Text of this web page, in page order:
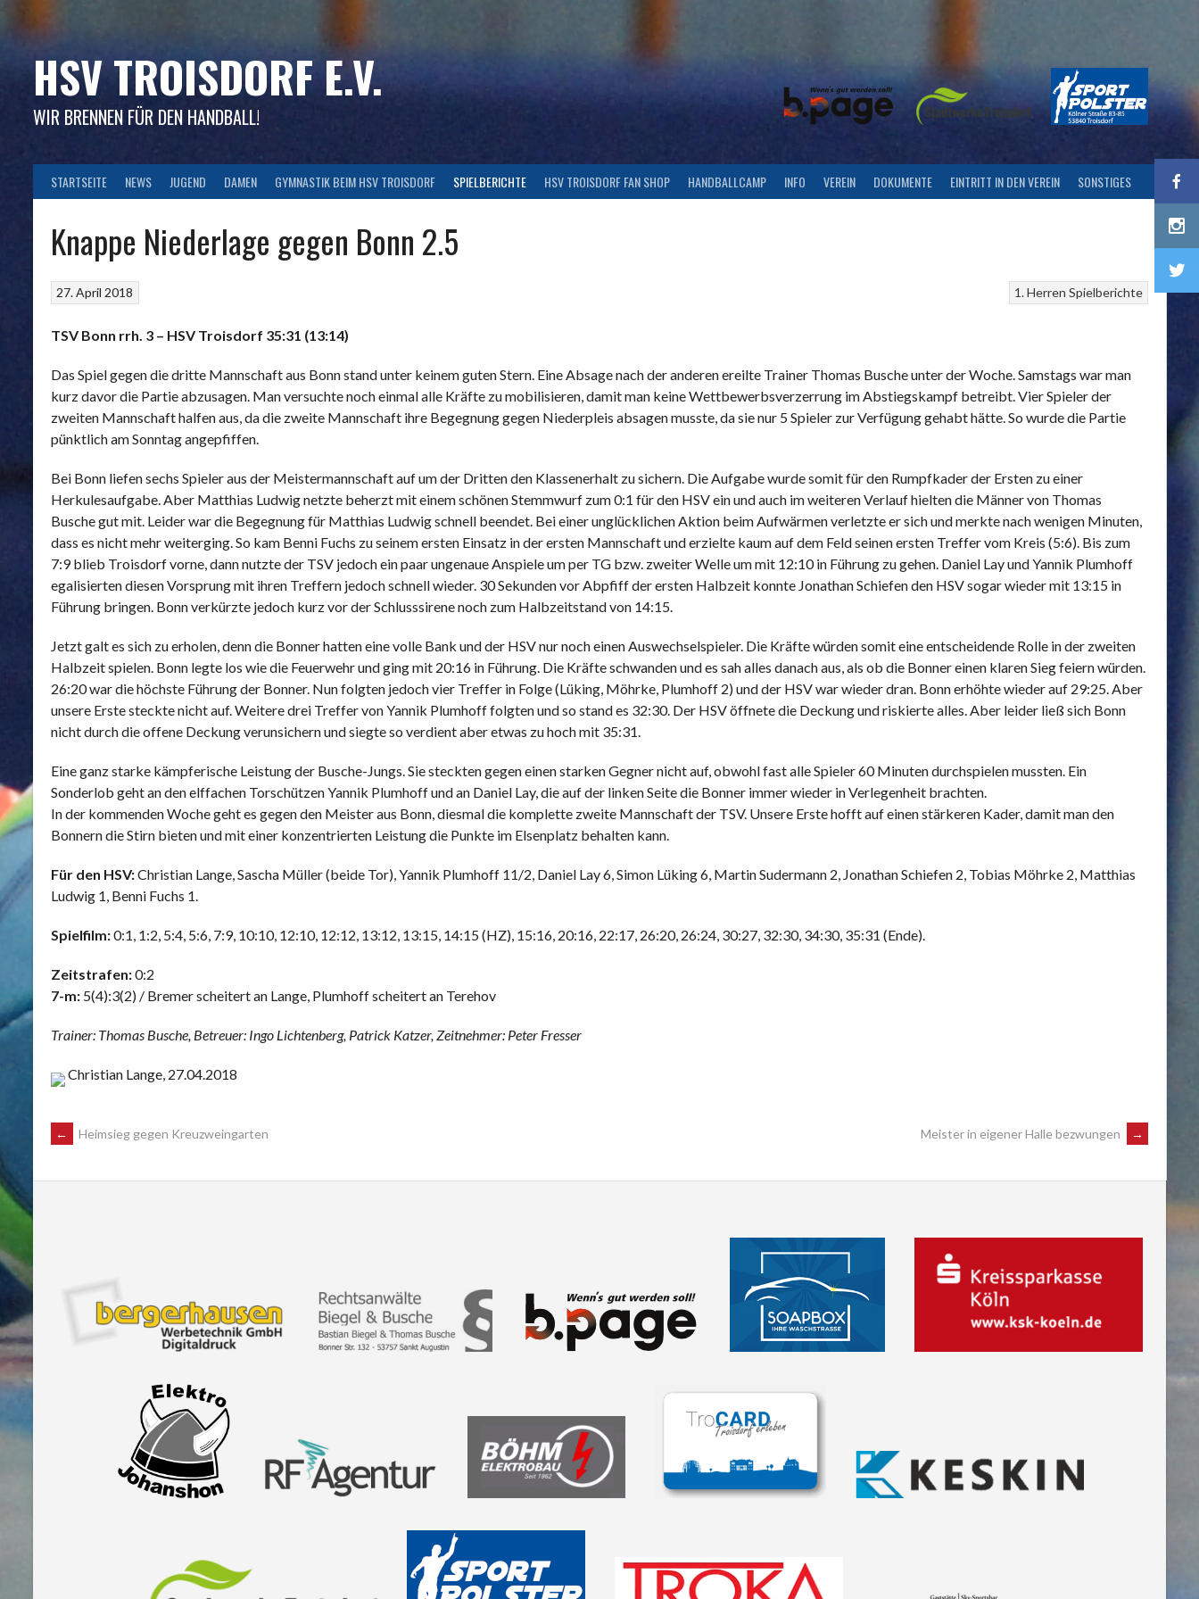
HSV TROISDORF E.V.
WIR BRENNEN FÜR DEN HANDBALL!
STARTSEITE NEWS JUGEND DAMEN GYMNASTIK BEIM HSV TROISDORF SPIELBERICHTE HSV TROISDORF FAN SHOP HANDBALLCAMP INFO VEREIN DOKUMENTE EINTRITT IN DEN VEREIN SONSTIGES
Knappe Niederlage gegen Bonn 2.5
1. Herren Spielberichte
27. April 2018
TSV Bonn rrh. 3 – HSV Troisdorf 35:31 (13:14)
Das Spiel gegen die dritte Mannschaft aus Bonn stand unter keinem guten Stern. Eine Absage nach der anderen ereilte Trainer Thomas Busche unter der Woche. Samstags war man
kurz davor die Partie abzusagen. Man versuchte noch einmal alle Kräfte zu mobilisieren, damit man keine Wettbewerbsverzerrung im Abstiegskampf betreibt. Vier Spieler der
zweiten Mannschaft halfen aus, da die zweite Mannschaft ihre Begegnung gegen Niederpleis absagen musste, da sie nur 5 Spieler zur Verfügung gehabt hätte. So wurde die Partie
pünktlich am Sonntag angepfiffen.
Bei Bonn liefen sechs Spieler aus der Meistermannschaft auf um der Dritten den Klassenerhalt zu sichern. Die Aufgabe wurde somit für den Rumpfkader der Ersten zu einer
Herkulesaufgabe. Aber Matthias Ludwig netzte beherzt mit einem schönen Stemmwurf zum 0:1 für den HSV ein und auch im weiteren Verlauf hielten die Männer von Thomas
Busche gut mit. Leider war die Begegnung für Matthias Ludwig schnell beendet. Bei einer unglücklichen Aktion beim Aufwärmen verletzte er sich und merkte nach wenigen Minuten,
dass es nicht mehr weiterging. So kam Benni Fuchs zu seinem ersten Einsatz in der ersten Mannschaft und erzielte kaum auf dem Feld seinen ersten Treffer vom Kreis (5:6). Bis zum
7:9 blieb Troisdorf vorne, dann nutzte der TSV jedoch ein paar ungenaue Anspiele um per TG bzw. zweiter Welle um mit 12:10 in Führung zu gehen. Daniel Lay und Yannik Plumhoff
egalisierten diesen Vorsprung mit ihren Treffern jedoch schnell wieder. 30 Sekunden vor Abpfiff der ersten Halbzeit konnte Jonathan Schiefen den HSV sogar wieder mit 13:15 in
Führung bringen. Bonn verkürzte jedoch kurz vor der Schlusssirene noch zum Halbzeitstand von 14:15.
Jetzt galt es sich zu erholen, denn die Bonner hatten eine volle Bank und der HSV nur noch einen Auswechselspieler. Die Kräfte würden somit eine entscheidende Rolle in der zweiten
Halbzeit spielen. Bonn legte los wie die Feuerwehr und ging mit 20:16 in Führung. Die Kräfte schwanden und es sah alles danach aus, als ob die Bonner einen klaren Sieg feiern würden.
26:20 war die höchste Führung der Bonner. Nun folgten jedoch vier Treffer in Folge (Lüking, Möhrke, Plumhoff 2) und der HSV war wieder dran. Bonn erhöhte wieder auf 29:25. Aber
unsere Erste steckte nicht auf. Weitere drei Treffer von Yannik Plumhoff folgten und so stand es 32:30. Der HSV öffnete die Deckung und riskierte alles. Aber leider ließ sich Bonn
nicht durch die offene Deckung verunsichern und siegte so verdient aber etwas zu hoch mit 35:31.
Eine ganz starke kämpferische Leistung der Busche-Jungs. Sie steckten gegen einen starken Gegner nicht auf, obwohl fast alle Spieler 60 Minuten durchspielen mussten. Ein
Sonderlob geht an den elffachen Torschützen Yannik Plumhoff und an Daniel Lay, die auf der linken Seite die Bonner immer wieder in Verlegenheit brachten.
In der kommenden Woche geht es gegen den Meister aus Bonn, diesmal die komplette zweite Mannschaft der TSV. Unsere Erste hofft auf einen stärkeren Kader, damit man den
Bonnern die Stirn bieten und mit einer konzentrierten Leistung die Punkte im Elsenplatz behalten kann.
Für den HSV:Christian Lange, Sascha Müller (beide Tor), Yannik Plumhoff 11/2, Daniel Lay 6, Simon Lüking 6, Martin Sudermann 2, Jonathan Schiefen 2, Tobias Möhrke 2, Matthias
Ludwig 1, Benni Fuchs 1.
Spielfilm:0:1, 1:2, 5:4, 5:6, 7:9, 10:10, 12:10, 12:12, 13:12, 13:15, 14:15 (HZ), 15:16, 20:16, 22:17, 26:20, 26:24, 30:27, 32:30, 34:30, 35:31 (Ende).
Zeitstrafen:0:2
7-m: 5(4):3(2) / Bremer scheitert an Lange, Plumhoff scheitert an Terehov
Trainer: Thomas Busche, Betreuer: Ingo Lichtenberg, Patrick Katzer, Zeitnehmer: Peter Fresser
Christian Lange, 27.04.2018
POST
NAVIGATION
← Heimsieg gegen Kreuzweingarten Meister in eigener Halle bezwungen →